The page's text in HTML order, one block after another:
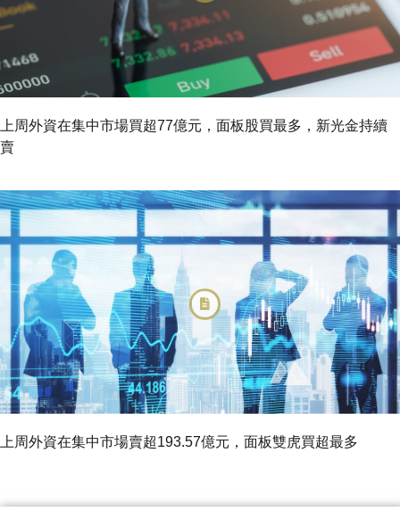
上周外資在集中市場買超77億元，面板股買最多，新光金持續
賣
上周外資在集中市場賣超193.57億元，面板雙虎買超最多